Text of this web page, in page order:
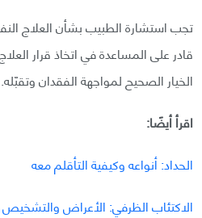
تجب استشارة الطبيب بشأن العلاج
قادر على المساعدة في اتخاذ قرار
الخيار الصحيح لمواجهة الفقدان وتقبّله.
اقرأ أيضًا:
الحداد: أنواعه وكيفية التأقلم معه
الاكتئاب الظرفي: الأعراض والتشخيص